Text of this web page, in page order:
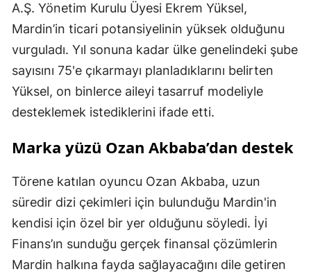
A.Ş. Yönetim Kurulu Üyesi Ekrem Yüksel,
Mardin’in ticari potansiyelinin yüksek olduğunu
vurguladı. Yıl sonuna kadar ülke genelindeki şube
sayısını 75'e çıkarmayı planladıklarını belirten
Yüksel, on binlerce aileyi tasarruf modeliyle
desteklemek istediklerini ifade etti.
Marka yüzü Ozan Akbaba’dan destek
Törene katılan oyuncu Ozan Akbaba, uzun
süredir dizi çekimleri için bulunduğu Mardin'in
kendisi için özel bir yer olduğunu söyledi. İyi
Finans’ın sunduğu gerçek finansal çözümlerin
Mardin halkına fayda sağlayacağını dile getiren